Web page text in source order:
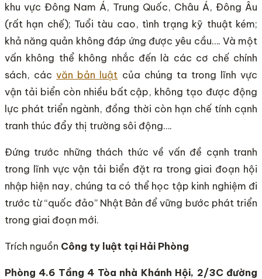
khu vực Đông Nam Á, Trung Quốc, Châu Á, Đông Âu
(rất hạn chế); Tuổi tàu cao, tình trạng kỹ thuật kém;
khả năng quản không đáp ứng được yêu cầu…. Và một
vấn không thể không nhắc đến là các cơ chế chính
sách, cácvăn bản luật của chúng ta trong lĩnh vực
vận tải biển còn nhiều bất cập, không tạo được động
lực phát triển ngành, đồng thời còn hạn chế tính cạnh
tranh thúc đẩy thị trường sôi động….
Đứng trước những thách thức về vấn đề cạnh tranh
trong lĩnh vực vận tải biển đặt ra trong giai đoạn hội
nhập hiện nay, chúng ta có thể học tập kinh nghiệm đi
trước từ “quốc đảo” Nhật Bản để vững bước phát triển
trong giai đoạn mới.
Trích nguồn Công ty luật tại Hải Phòng
Phòng 4.6 Tầng 4 Tòa nhà Khánh Hội, 2/3C đường